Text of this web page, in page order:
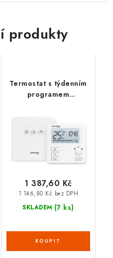
produkty
Termostat s týdenním
programem
SKLADEM (7 ks)
1 146,80 Kč bez DPH
1 387,60 Kč